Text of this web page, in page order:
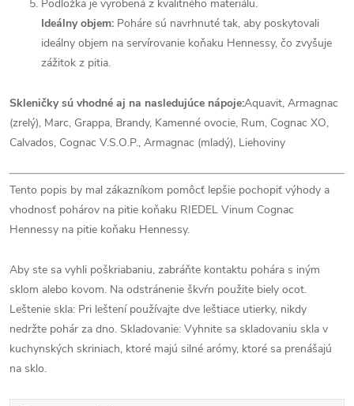
Podložka je vyrobená z kvalitného materiálu.
Ideálny objem: Poháre sú navrhnuté tak, aby poskytovali
ideálny objem na servírovanie koňaku Hennessy, čo zvyšuje
zážitok z pitia.
Skleničky sú vhodné aj na nasledujúce nápoje:Aquavit, Armagnac
(zrelý), Marc, Grappa, Brandy, Kamenné ovocie, Rum, Cognac XO,
Calvados, Cognac V.S.O.P., Armagnac (mladý), Liehoviny
Tento popis by mal zákazníkom pomôcť lepšie pochopiť výhody a
vhodnosť pohárov na pitie koňaku RIEDEL Vinum Cognac
Hennessy na pitie koňaku Hennessy.
Aby ste sa vyhli poškriabaniu, zabráňte kontaktu pohára s iným
sklom alebo kovom. Na odstránenie škvŕn použite biely ocot.
Leštenie skla: Pri leštení používajte dve leštiace utierky, nikdy
nedržte pohár za dno. Skladovanie: Vyhnite sa skladovaniu skla v
kuchynských skriniach, ktoré majú silné arómy, ktoré sa prenášajú
na sklo.